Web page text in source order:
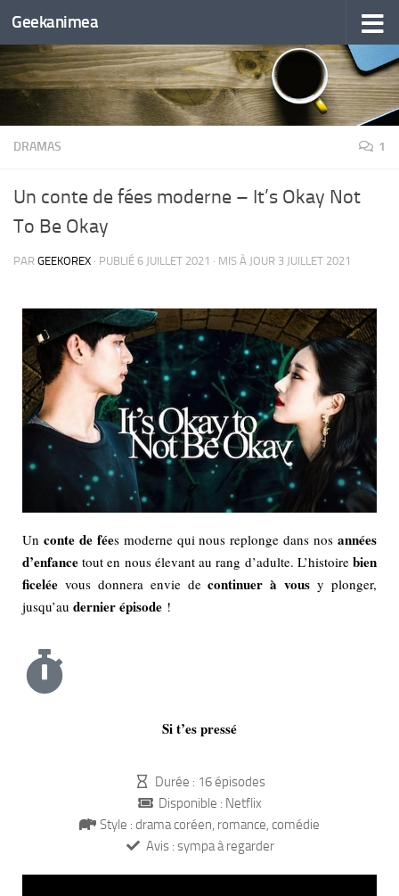
Skip to content
Geekanimea
DRAMAS 1
Un conte de fées moderne – It’s Okay Not
To Be Okay
PAR GEEKOREX · PUBLIÉ 6 JUILLET 2021 · MIS À JOUR 3 JUILLET 2021
Un conte de fées moderne qui nous replonge dans nosannées
d’enfance tout en nous élevant au rang d’adulte. L’histoire bien
ficelée vous donnera envie decontinuer à vous y plonger,
jusqu’au dernier épisode !
Si t’es pressé
Durée : 16 épisodes
Disponible : Netflix
Style : drama coréen, romance, comédie
Avis : sympa à regarder